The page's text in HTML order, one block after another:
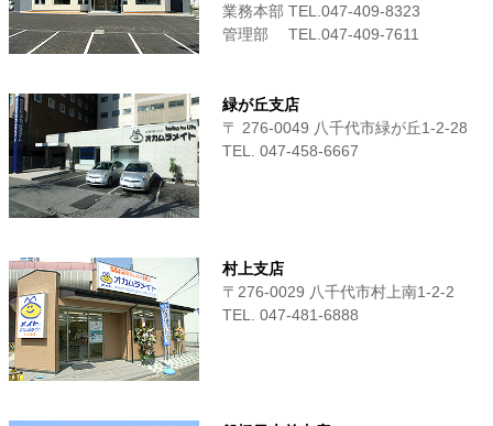
業務本部 TEL.047-409-8323
管理部 TEL.047-409-7611
緑が丘支店
〒 276-0049 八千代市緑が丘1-2-28
TEL. 047-458-6667
村上支店
〒276-0029 八千代市村上南1-2-2
TEL. 047-481-6888